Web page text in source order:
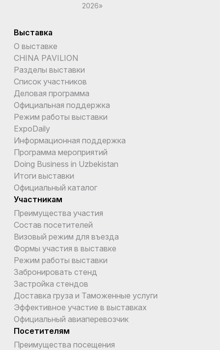
2026»
Выставка
О выставке
CHINA PAVILION
Разделы выставки
Список участников
Деловая программа
Официальная поддержка
Режим работы выставки
ExpoDaily
Информационная поддержка
Программа мероприятий
Doing Business in Uzbekistan
Итоги выставки
Официальный каталог
Участникам
Преимущества участия
Состав посетителей
Визовый режим для въезда
Формы участия в выставке
Режим работы выставки
Забронировать стенд
Застройка стендов
Доставка груза и Таможенные услуги
Эффективное участие в выставках
Официальный авиаперевозчик
Посетителям
Преимущества посещения